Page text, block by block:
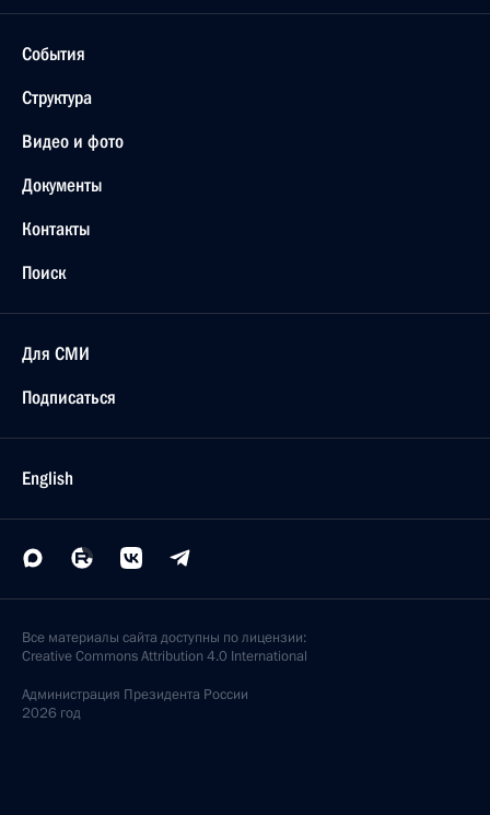
События
Структура
Видео и фото
Документы
Контакты
Поиск
Для СМИ
Подписаться
English
Все материалы сайта доступны по лицензии:
Creative Commons Attribution 4.0 International
Администрация Президента России
2026 год